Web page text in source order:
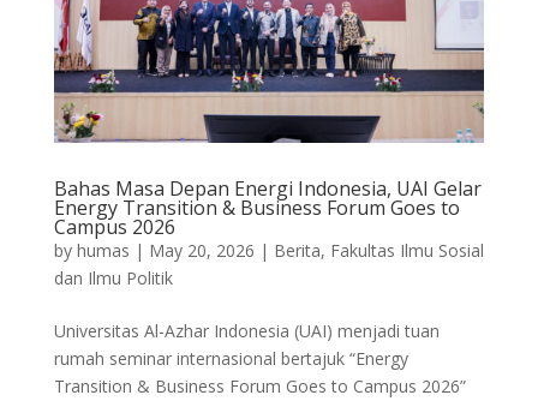
Bahas Masa Depan Energi Indonesia, UAI Gelar
Energy Transition & Business Forum Goes to
Campus 2026
by humas | May 20, 2026 | Berita, Fakultas Ilmu Sosial
dan Ilmu Politik
Universitas Al-Azhar Indonesia (UAI) menjadi tuan
rumah seminar internasional bertajuk “Energy
Transition & Business Forum Goes to Campus 2026”